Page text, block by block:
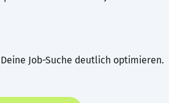
Job-Suche deutlich optimieren.